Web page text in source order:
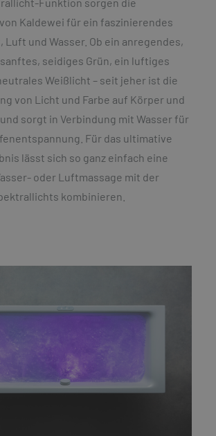
Kaldewei für ein faszinierendes
Luft und Wasser. Ob ein anregendes,
seidiges Grün, ein luftiges
Weißlicht – seit jeher ist die
von Licht und Farbe auf Körper und
sorgt in Verbindung mit Wasser für
Für das ultimative
lässt sich so ganz einfach eine
oder Luftmassage mit der
kombinieren.